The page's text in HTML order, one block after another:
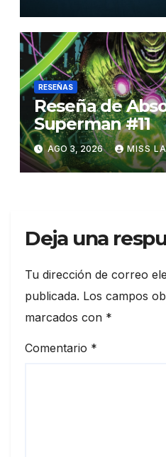
RESEÑAS
Reseña de
Superman #11
AGO 3, 2026 MISS
Deja una
Tu dirección de correo
publicada. Los campos
marcados con *
Comentario *